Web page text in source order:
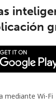
mediante Wi-Fi